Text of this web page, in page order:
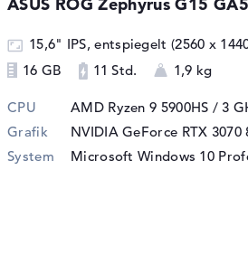
15,6" IPS, entspiegelt (2560 x
16 GB
11 Std. 1,9 kg
CPU AMD Ryzen 9 5900HS / 3
Grafik
NVIDIA GeForce RTX 3070
System
Microsoft Windows 10